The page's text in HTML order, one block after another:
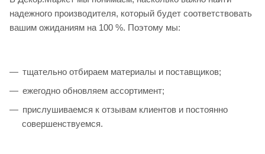
надежного производителя, который будет соответствовать
вашим ожиданиям на 100 %. Поэтому мы:
тщательно отбираем материалы и поставщиков;
ежегодно обновляем ассортимент;
прислушиваемся к отзывам клиентов и постоянно
совершенствуемся.